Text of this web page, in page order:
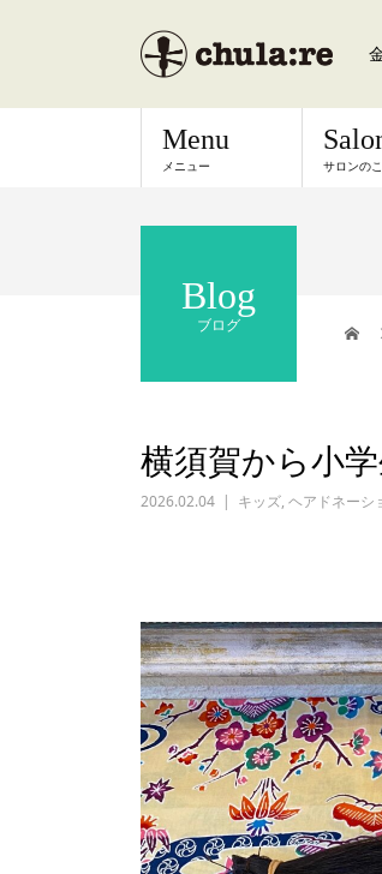
Menu
メニュー サロンの
Blog
ブログ
横須賀から小
2026.02.04 キッズ, ヘアドネーシ